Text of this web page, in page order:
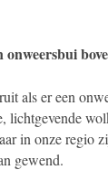
onweersbui
als er een
lichtgevende
in onze regio
gewend.